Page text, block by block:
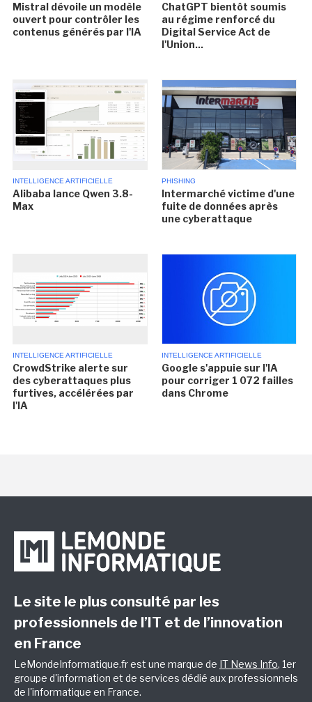
Mistral dévoile un modèle
ouvert pour contrôler les
contenus générés par l'IA
ChatGPT bientôt soumis
au régime renforcé du
Digital Service Act de
l'Union...
INTELLIGENCE ARTIFICIELLE
Alibaba lance Qwen 3.8-
Max
PHISHING
Intermarché victime d'une
fuite de données après
une cyberattaque
INTELLIGENCE ARTIFICIELLE
CrowdStrike alerte sur
des cyberattaques plus
furtives, accélérées par
l'IA
INTELLIGENCE ARTIFICIELLE
Google s'appuie sur l'IA
pour corriger 1 072 failles
dans Chrome
Le site le plus consulté par les
professionnels de l’IT et de l’innovation
en France
LeMondeInformatique.fr est une marque de IT News Info, 1er
groupe d'information et de services dédié aux professionnels
de l'informatique en France.